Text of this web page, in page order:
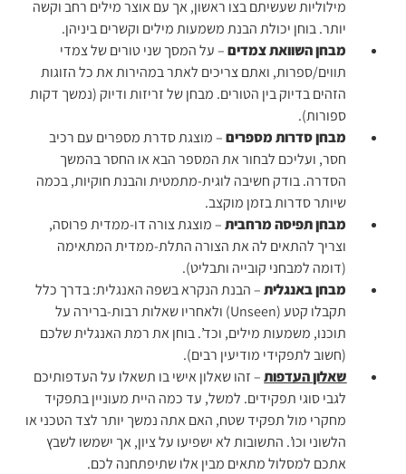
מילוליות שעשיתם בצו ראשון, אך עם אוצר מילים רחב וקשה
יותר. בוחן יכולת הבנת משמעות מילים וקשרים ביניהן.
מבחן השוואת צמדים– על המסך שני טורים של צמדי
תווים/ספרות, ואתם צריכים לאתר במהירות את כל הזוגות
הזהים בדיוק בין הטורים. מבחן של זריזות ודיוק (נמשך דקות
ספורות).
מבחן סדרות מספרים– מוצגת סדרת מספרים עם רכיב
חסר, ועליכם לבחור את המספר הבא או החסר בהמשך
הסדרה. בודק חשיבה לוגית-מתמטית והבנת חוקיות, בכמה
שיותר סדרות בזמן מוקצב.
מבחן תפיסה מרחבית– מוצגת צורה דו-ממדית פרוסה,
וצריך להתאים לה את הצורה התלת-ממדית המתאימה
(דומה למבחני קובייה ותבליט).
מבחן באנגלית– הבנת הנקרא בשפה האנגלית: בדרך כלל
תקבלו קטע (Unseen) ולאחריו שאלות רבות-ברירה על
תוכנו, משמעות מילים, וכד’. בוחן את רמת האנגלית שלכם
(חשוב לתפקידי מודיעין רבים).
שאלון העדפות– זהו שאלון אישי בו תשאלו על העדפותיכם
לגבי סוגי תפקידים. למשל, עד כמה היית מעוניין בתפקיד
מחקרי מול תפקיד שטח, האם אתה נמשך יותר לצד הטכני או
הלשוני וכו’. התשובות לא ישפיעו על ציון, אך ישמשו לשבץ
אתכם למסלול מתאים מבין אלו שתיפתחנה לכם.